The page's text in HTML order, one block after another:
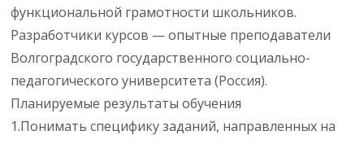
функциональной грамотности школьников.
Разработчики курсов — опытные преподаватели
Волгоградского государственного социально-
педагогического университета (Россия).
Планируемые результаты обучения
1.Понимать специфику заданий, направленных на